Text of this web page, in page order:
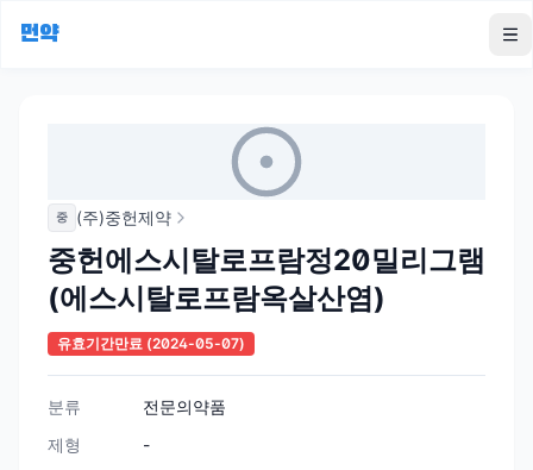
먼약
중 (주)중헌제약
중헌에스시탈로프람정20밀리그램
(에스시탈로프람옥살산염)
유효기간만료 (2024-05-07)
분류
전문의약품
제형
-